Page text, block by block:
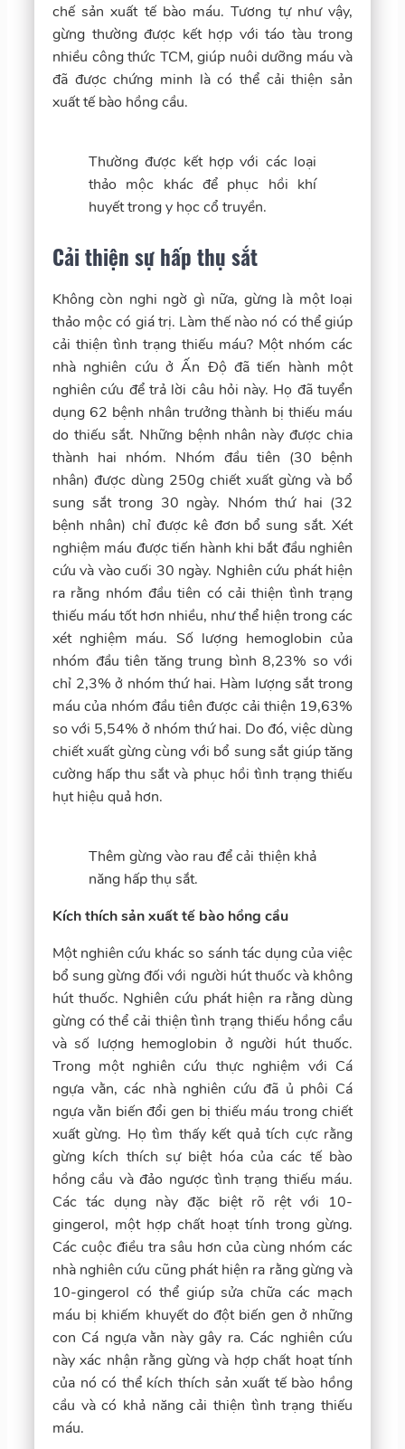
chế sản xuất tế bào máu. Tương tự như vậy,
gừng thường được kết hợp với táo tàu trong
nhiều công thức TCM, giúp nuôi dưỡng máu và
đã được chứng minh là có thể cải thiện sản
xuất tế bào hồng cầu.
Thường được kết hợp với các loại
thảo mộc khác để phục hồi khí
huyết trong y học cổ truyền.
Cải thiện sự hấp thụ sắt
Không còn nghi ngờ gì nữa, gừng là một loại
thảo mộc có giá trị. Làm thế nào nó có thể giúp
cải thiện tình trạng thiếu máu? Một nhóm các
nhà nghiên cứu ở Ấn Độ đã tiến hành một
nghiên cứu để trả lời câu hỏi này. Họ đã tuyển
dụng 62 bệnh nhân trưởng thành bị thiếu máu
do thiếu sắt. Những bệnh nhân này được chia
thành hai nhóm. Nhóm đầu tiên (30 bệnh
nhân) được dùng 250g chiết xuất gừng và bổ
sung sắt trong 30 ngày. Nhóm thứ hai (32
bệnh nhân) chỉ được kê đơn bổ sung sắt. Xét
nghiệm máu được tiến hành khi bắt đầu nghiên
cứu và vào cuối 30 ngày. Nghiên cứu phát hiện
ra rằng nhóm đầu tiên có cải thiện tình trạng
thiếu máu tốt hơn nhiều, như thể hiện trong các
xét nghiệm máu. Số lượng hemoglobin của
nhóm đầu tiên tăng trung bình 8,23% so với
chỉ 2,3% ở nhóm thứ hai. Hàm lượng sắt trong
máu của nhóm đầu tiên được cải thiện 19,63%
so với 5,54% ở nhóm thứ hai. Do đó, việc dùng
chiết xuất gừng cùng với bổ sung sắt giúp tăng
cường hấp thu sắt và phục hồi tình trạng thiếu
hụt hiệu quả hơn.
Thêm gừng vào rau để cải thiện khả
năng hấp thụ sắt.
Kích thích sản xuất tế bào hồng cầu
Một nghiên cứu khác so sánh tác dụng của việc
bổ sung gừng đối với người hút thuốc và không
hút thuốc. Nghiên cứu phát hiện ra rằng dùng
gừng có thể cải thiện tình trạng thiếu hồng cầu
và số lượng hemoglobin ở người hút thuốc.
Trong một nghiên cứu thực nghiệm với Cá
ngựa vằn, các nhà nghiên cứu đã ủ phôi Cá
ngựa vằn biến đổi gen bị thiếu máu trong chiết
xuất gừng. Họ tìm thấy kết quả tích cực rằng
gừng kích thích sự biệt hóa của các tế bào
hồng cầu và đảo ngược tình trạng thiếu máu.
Các tác dụng này đặc biệt rõ rệt với 10-
gingerol, một hợp chất hoạt tính trong gừng.
Các cuộc điều tra sâu hơn của cùng nhóm các
nhà nghiên cứu cũng phát hiện ra rằng gừng và
10-gingerol có thể giúp sửa chữa các mạch
máu bị khiếm khuyết do đột biến gen ở những
con Cá ngựa vằn này gây ra. Các nghiên cứu
này xác nhận rằng gừng và hợp chất hoạt tính
của nó có thể kích thích sản xuất tế bào hồng
cầu và có khả năng cải thiện tình trạng thiếu
máu.